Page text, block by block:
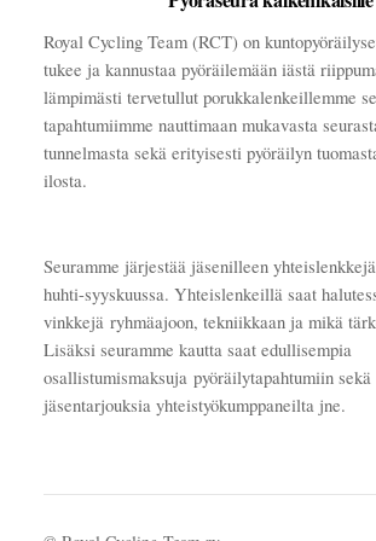
Royal Cycling Team (RCT) on
tukee ja kannustaa pyöräilemään iästä
lämpimästi tervetullut porukkalenkeillemme
tapahtumiimme nauttimaan mukavasta
tunnelmasta sekä erityisesti pyöräilyn
ilosta.
Seuramme järjestää jäsenilleen
huhti-syyskuussa. Yhteislenkeillä saat
vinkkejä ryhmäajoon, tekniikkaan ja mikä
Lisäksi seuramme kautta saat edullisempia
osallistumismaksuja pyöräilytapahtumiin
jäsentarjouksia yhteistyökumppaneilta jne.